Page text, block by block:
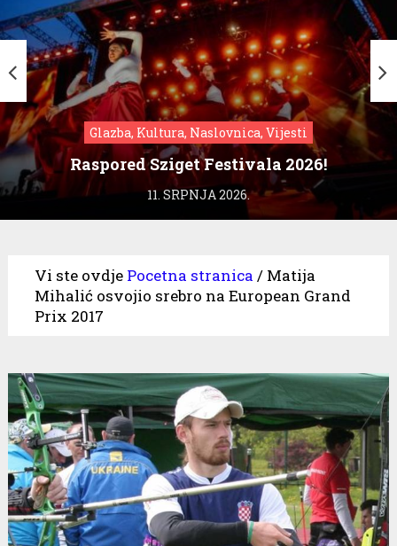
Glazba, Kultura, Naslovnica, Vijesti
Raspored Sziget Festivala 2026!
11. SRPNJA 2026.
Vi ste ovdje Pocetna stranica / Matija
Mihalić osvojio srebro na European Grand
Prix 2017